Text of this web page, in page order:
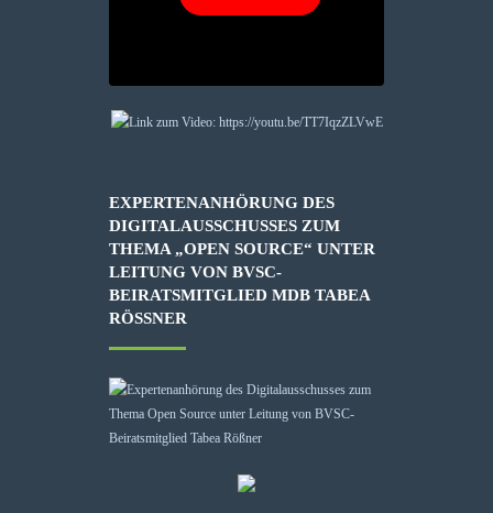
EXPERTENANHÖRUNG DES
DIGITALAUSSCHUSSES ZUM
THEMA „OPEN SOURCE“ UNTER
LEITUNG VON BVSC-
BEIRATSMITGLIED MDB TABEA
RÖSSNER